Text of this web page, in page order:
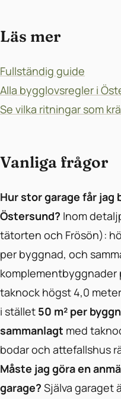
Läs mer
Fullständig guide
Alla bygglovsregler i
Se vilka ritningar som
Vanliga frågor
Hur stor garage får jag
Östersund? Inom
tätorten och Frösön):
per byggnad, och
taknock högst 4,0
i stället 50 m² per
sammanlagt med
bodar och attefallshus
Måste jag göra en
garage? Själva garaget